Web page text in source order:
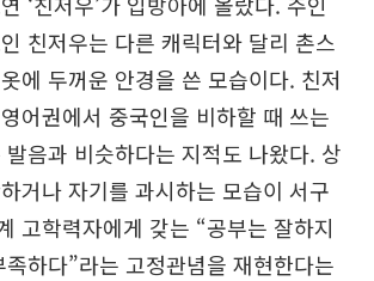
친저우는 다른 캐릭터와 달리 촌스
에 두꺼운 안경을 쓴 모습이다. 친저
어권에서 중국인을 비하할 때 쓰는
발음과 비슷하다는 지적도 나왔다. 상
거나 자기를 과시하는 모습이 서구
고학력자에게 갖는 “공부는 잘하지
하다”라는 고정관념을 재현한다는